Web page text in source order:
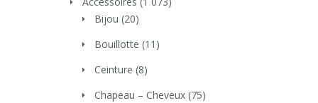
Bijou (20)
Bouillotte (11)
Ceinture (8)
Chapeau – Cheveux (75)